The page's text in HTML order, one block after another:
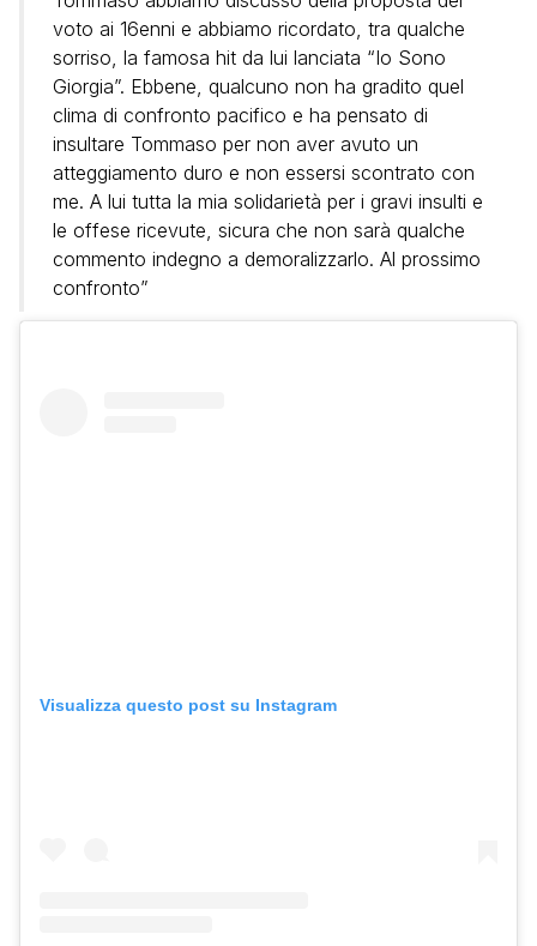
voto ai 16enni e abbiamo ricordato, tra qualche
sorriso, la famosa hit da lui lanciata “Io Sono
Giorgia”. Ebbene, qualcuno non ha gradito quel
clima di confronto pacifico e ha pensato di
insultare Tommaso per non aver avuto un
atteggiamento duro e non essersi scontrato con
me. A lui tutta la mia solidarietà per i gravi insulti e
le offese ricevute, sicura che non sarà qualche
commento indegno a demoralizzarlo. Al prossimo
confronto”
Visualizza questo post su Instagram